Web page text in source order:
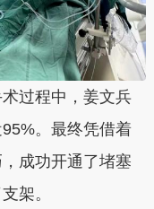
过程中，姜文兵
。最终凭借着
成功开通了堵塞
架。